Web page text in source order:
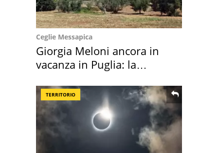
Ceglie Messapica
Giorgia Meloni ancora in
vacanza in Puglia: la
TERRITORIO